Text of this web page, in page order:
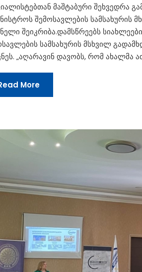
მაშტაბური შეხვედრა
შემოსავლების სამსახურის
შეიკრიბა.დამსწრეებს
სამსახურის მსხვილ
„აღარავინ დავობს, რომ
More